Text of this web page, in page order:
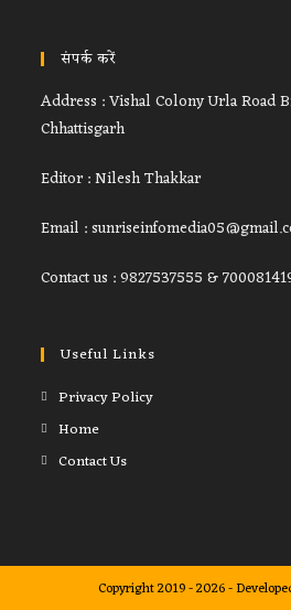
संपर्क करें
Address : Vishal Colony Urla Road
Chhattisgarh
Editor : Nilesh Thakkar
Email :
Contact us : 9827537555 &
Useful Links
Privacy Policy
Home
Contact Us
Copyright 2019 - 2026 -